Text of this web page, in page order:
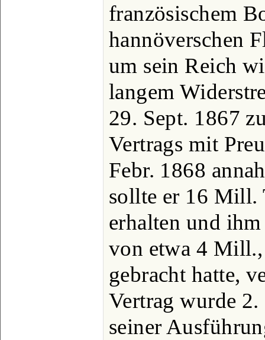
französischem
hannöverschen
um sein Reich
langem
29. Sept. 1867
Vertrags mit
Febr. 1868
sollte er 16 Mill.
erhalten und
von etwa 4
gebracht hatte,
Vertrag wurde
seiner